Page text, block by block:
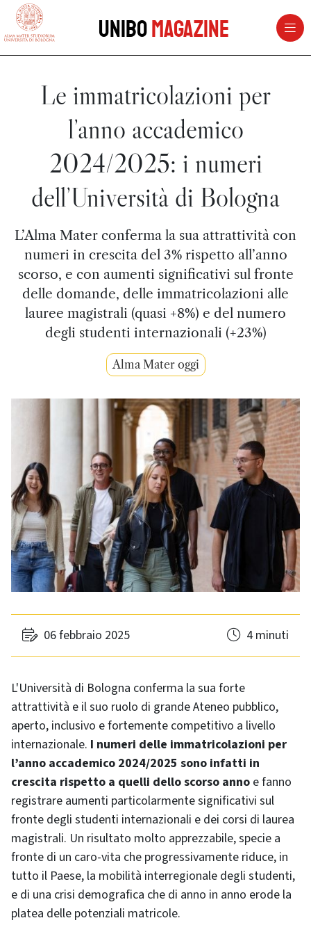
vai al contenuto della pagina
UniboMagazine
Le immatricolazioni per
l’anno accademico
2024/2025: i numeri
dell’Università di Bologna
L’Alma Mater conferma la sua attrattività con
numeri in crescita del 3% rispetto all’anno
scorso, e con aumenti significativi sul fronte
delle domande, delle immatricolazioni alle
lauree magistrali (quasi +8%) e del numero
degli studenti internazionali (+23%)
Alma Mater oggi
06 febbraio 2025 4 minuti
L'Università di Bologna conferma la sua forte
attrattività e il suo ruolo di grande Ateneo pubblico,
aperto, inclusivo e fortemente competitivo a livello
internazionale. I numeri delle immatricolazioni per
l’anno accademico 2024/2025 sono infatti in
crescita rispetto a quelli dello scorso anno e fanno
registrare aumenti particolarmente significativi sul
fronte degli studenti internazionali e dei corsi di laurea
magistrali. Un risultato molto apprezzabile, specie a
fronte di un caro-vita che progressivamente riduce, in
tutto il Paese, la mobilità interregionale degli studenti,
e di una crisi demografica che di anno in anno erode la
platea delle potenziali matricole.